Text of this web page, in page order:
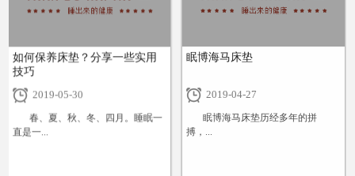
如何保养床垫？分享一些实用
技巧
2019-05-30
春、夏、秋、冬、四月。睡眠一
直是一...
眠博海马床垫
2019-04-27
眠博海马床垫历经多年的拼
搏，...